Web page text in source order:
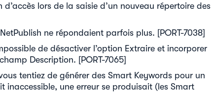
lors de la saisie d’un nouveau répertoire des
ne répondaient parfois plus. [PORT-7038]
de désactiver l’option Extraire et incorporer
Description. [PORT-7065]
tentiez de générer des Smart Keywords pour un
inaccessible, une erreur se produisait (les Smart